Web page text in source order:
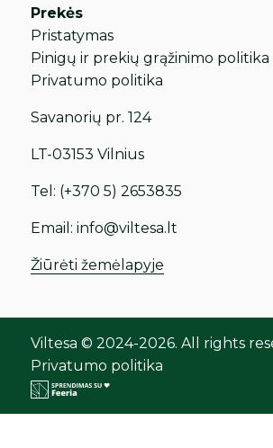
Prekės
Pristatymas
Pinigų ir prekių grąžinimo politika
Privatumo politika
Savanorių pr. 124
LT-03153 Vilnius
Tel: (+370 5) 2653835
Email:info@viltesa.lt
Žiūrėti žemėlapyje
Viltesa © 2024-2026. All rights
Privatumo politika